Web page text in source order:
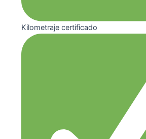
Kilometraje certificado